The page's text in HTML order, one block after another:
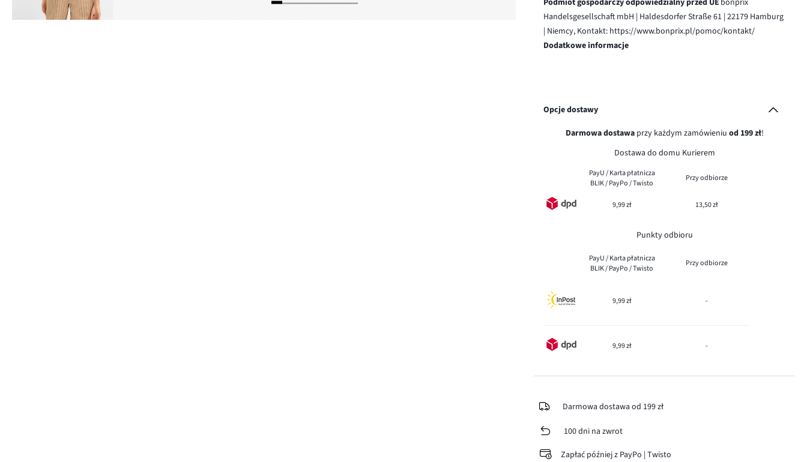
Handelsgesellschaft mbH | Haldesdorfer Straße 61 | 22179 Hamburg
| Niemcy, Kontakt: https://www.bonprix.pl/pomoc/kontakt/
Dodatkowe informacje
Opcje dostawy
Darmowa dostawaprzy każdym zamówieniu od 199 zł!
Dostawa do domu Kurierem
PayU / Karta płatnicza
BLIK / PayPo / Twisto
Przy odbiorze
9,99 zł 13,50 zł
Punkty odbioru
PayU / Karta płatnicza
BLIK / PayPo / Twisto
Przy odbiorze
9,99 zł -
9,99 zł -
Darmowa dostawa od 199 zł
100 dni na zwrot
Zapłać później z PayPo | Twisto